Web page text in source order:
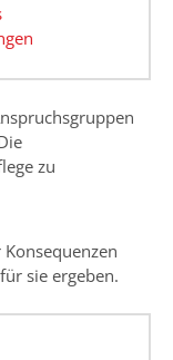
zu
sie ergeben.